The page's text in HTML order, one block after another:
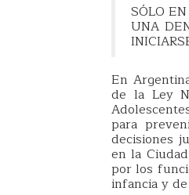
SÓLO
UNA
En
de la Ley
para
decisiones
en la
por los
infancia y